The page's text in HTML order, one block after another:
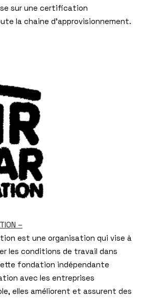
sur une certification
la chaine d’approvisionnement.
–
est une organisation qui vise à
les conditions de travail dans
fondation indépendante
avec les entreprises
elles améliorent et assurent des